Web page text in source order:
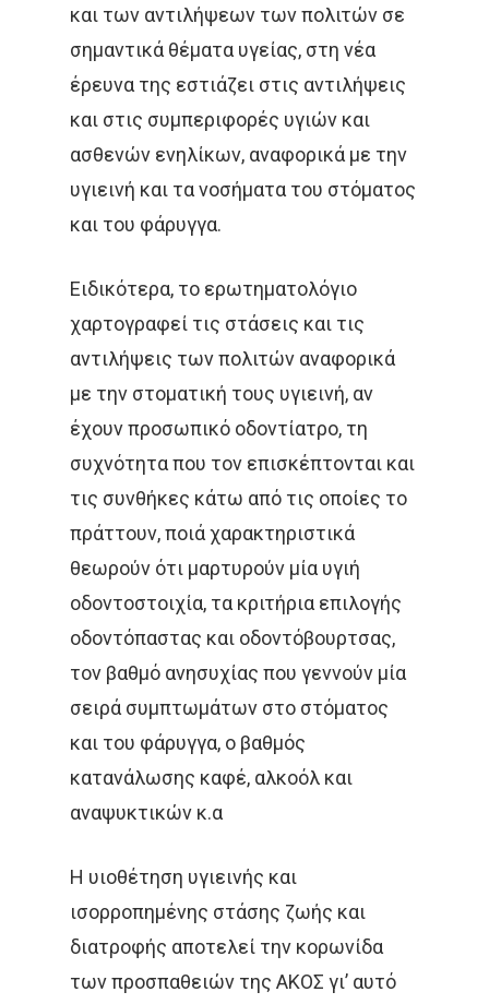
και των αντιλήψεων των πολιτών σε
σημαντικά θέματα υγείας, στη νέα
έρευνα της εστιάζει στις αντιλήψεις
και στις συμπεριφορές υγιών και
ασθενών ενηλίκων, αναφορικά με την
υγιεινή και τα νοσήματα του στόματος
και του φάρυγγα.
Ειδικότερα, το ερωτηματολόγιο
χαρτογραφεί τις στάσεις και τις
αντιλήψεις των πολιτών αναφορικά
με την στοματική τους υγιεινή, αν
έχουν προσωπικό οδοντίατρο, τη
συχνότητα που τον επισκέπτονται και
τις συνθήκες κάτω από τις οποίες το
πράττουν, ποιά χαρακτηριστικά
θεωρούν ότι μαρτυρούν μία υγιή
οδοντοστοιχία, τα κριτήρια επιλογής
οδοντόπαστας και οδοντόβουρτσας,
τον βαθμό ανησυχίας που γεννούν μία
σειρά συμπτωμάτων στο στόματος
και του φάρυγγα, ο βαθμός
κατανάλωσης καφέ, αλκοόλ και
αναψυκτικών κ.α
Η υιοθέτηση υγιεινής και
ισορροπημένης στάσης ζωής και
διατροφής αποτελεί την κορωνίδα
των προσπαθειών της ΑΚΟΣ γι’ αυτό